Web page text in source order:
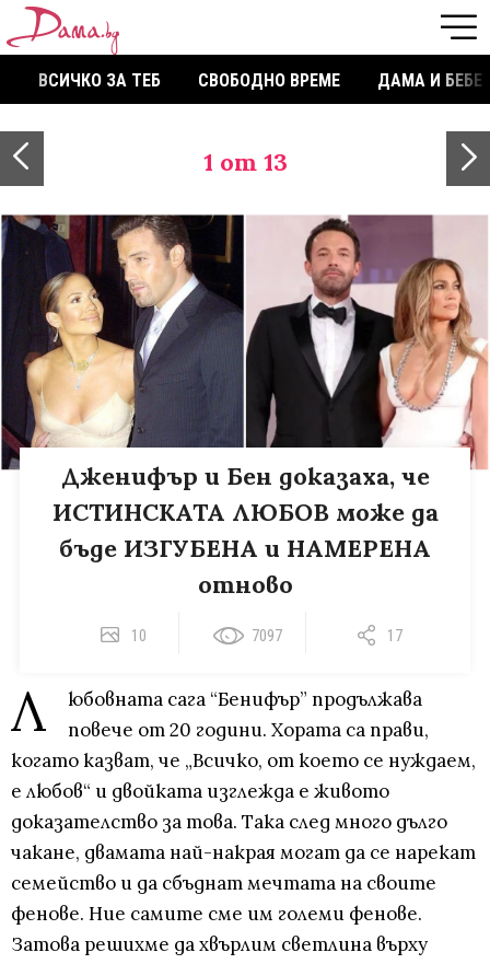
ВСИЧКО ЗА ТЕБ СВОБОДНО ВРЕМЕ ДАМА И БЕБЕ
1 от 13
Дженифър и Бен доказаха, че
ИСТИНСКАТА ЛЮБОВ може да
бъде ИЗГУБЕНА и НАМЕРЕНА
отново
10 7097 17
Л
юбовната сага “Бенифър” продължава
повече от 20 години. Хората са прави,
когато казват, че „Всичко, от което се нуждаем,
е любов“ и двойката изглежда е живото
доказателство за това. Така след много дълго
чакане, двамата най-накрая могат да се нарекат
семейство и да сбъднат мечтата на своите
фенове. Ние самите сме им големи фенове.
Затова решихме да хвърлим светлина върху